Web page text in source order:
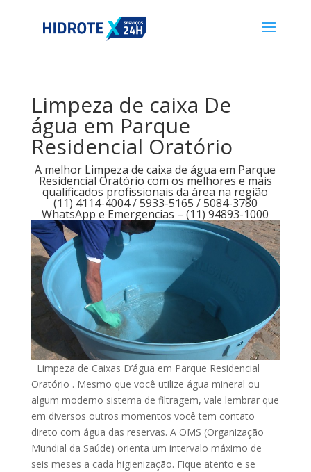
Limpeza de caixa De
água em Parque
Residencial Oratório
A melhor Limpeza de caixa de água em Parque
Residencial Oratório com os melhores e mais
qualificados profissionais da área na região
(11) 4114-4004 / 5933-5165 / 5084-3780
WhatsApp e Emergencias – (11) 94893-1000
Limpeza de Caixas D’água em Parque Residencial
Oratório . Mesmo que você utilize água mineral ou
algum moderno sistema de filtragem, vale lembrar que
em diversos outros momentos você tem contato
direto com água das reservas. A OMS (Organização
Mundial da Saúde) orienta um intervalo máximo de
seis meses a cada higienização. Fique atento e se